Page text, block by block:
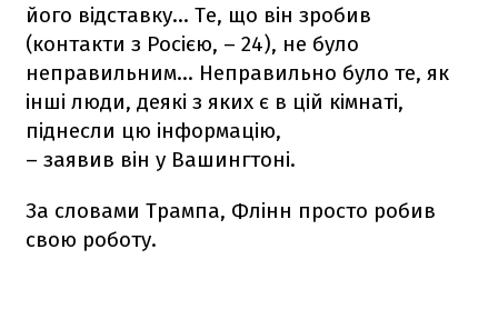
його відставку... Те, що він зробив
(контакти з Росією, – 24), не було
неправильним... Неправильно було те, як
інші люди, деякі з яких є в цій кімнаті,
піднесли цю інформацію,
– заявив він у Вашингтоні.
За словами Трампа, Флінн просто робив
свою роботу.